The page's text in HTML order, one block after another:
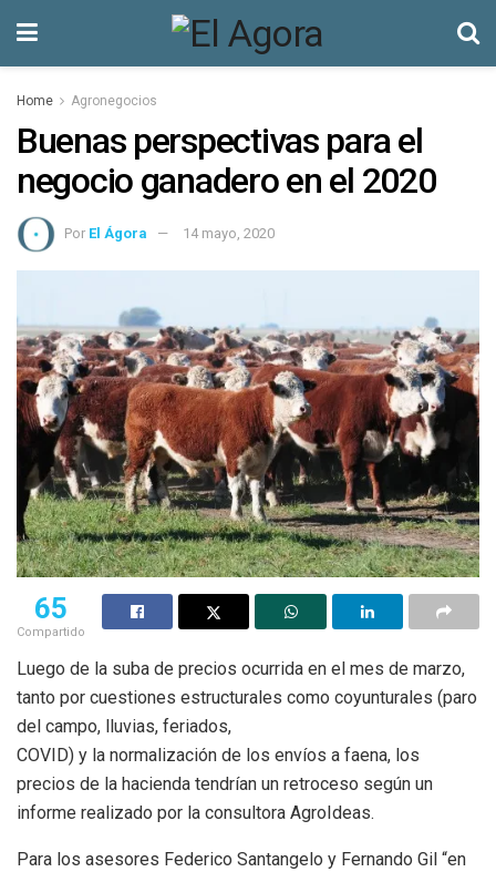
Home Agronegocios
Buenas perspectivas para el
negocio ganadero en el 2020
Por El Ágora 14 mayo, 2020
65
Compartido
Luego de la suba de precios ocurrida en el mes de marzo,
tanto por cuestiones estructurales como coyunturales (paro
del campo, lluvias, feriados,
COVID) y la normalización de los envíos a faena, los
precios de la hacienda tendrían un retroceso según un
informe realizado por la consultora AgroIdeas.
Para los asesores Federico Santangelo y Fernando Gil “en